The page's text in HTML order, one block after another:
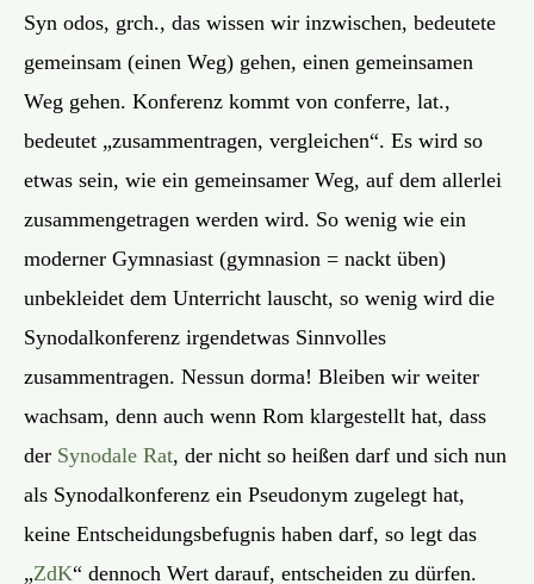
Syn odos, grch., das wissen wir inzwischen, bedeutete
gemeinsam (einen Weg) gehen, einen gemeinsamen
Weg gehen. Konferenz kommt von conferre, lat.,
bedeutet „zusammentragen, vergleichen“. Es wird so
etwas sein, wie ein gemeinsamer Weg, auf dem allerlei
zusammengetragen werden wird. So wenig wie ein
moderner Gymnasiast (gymnasion = nackt üben)
unbekleidet dem Unterricht lauscht, so wenig wird die
Synodalkonferenz irgendetwas Sinnvolles
zusammentragen. Nessun dorma! Bleiben wir weiter
wachsam, denn auch wenn Rom klargestellt hat, dass
der Synodale Rat, der nicht so heißen darf und sich nun
als Synodalkonferenz ein Pseudonym zugelegt hat,
keine Entscheidungsbefugnis haben darf, so legt das
„ZdK“ dennoch Wert darauf, entscheiden zu dürfen.